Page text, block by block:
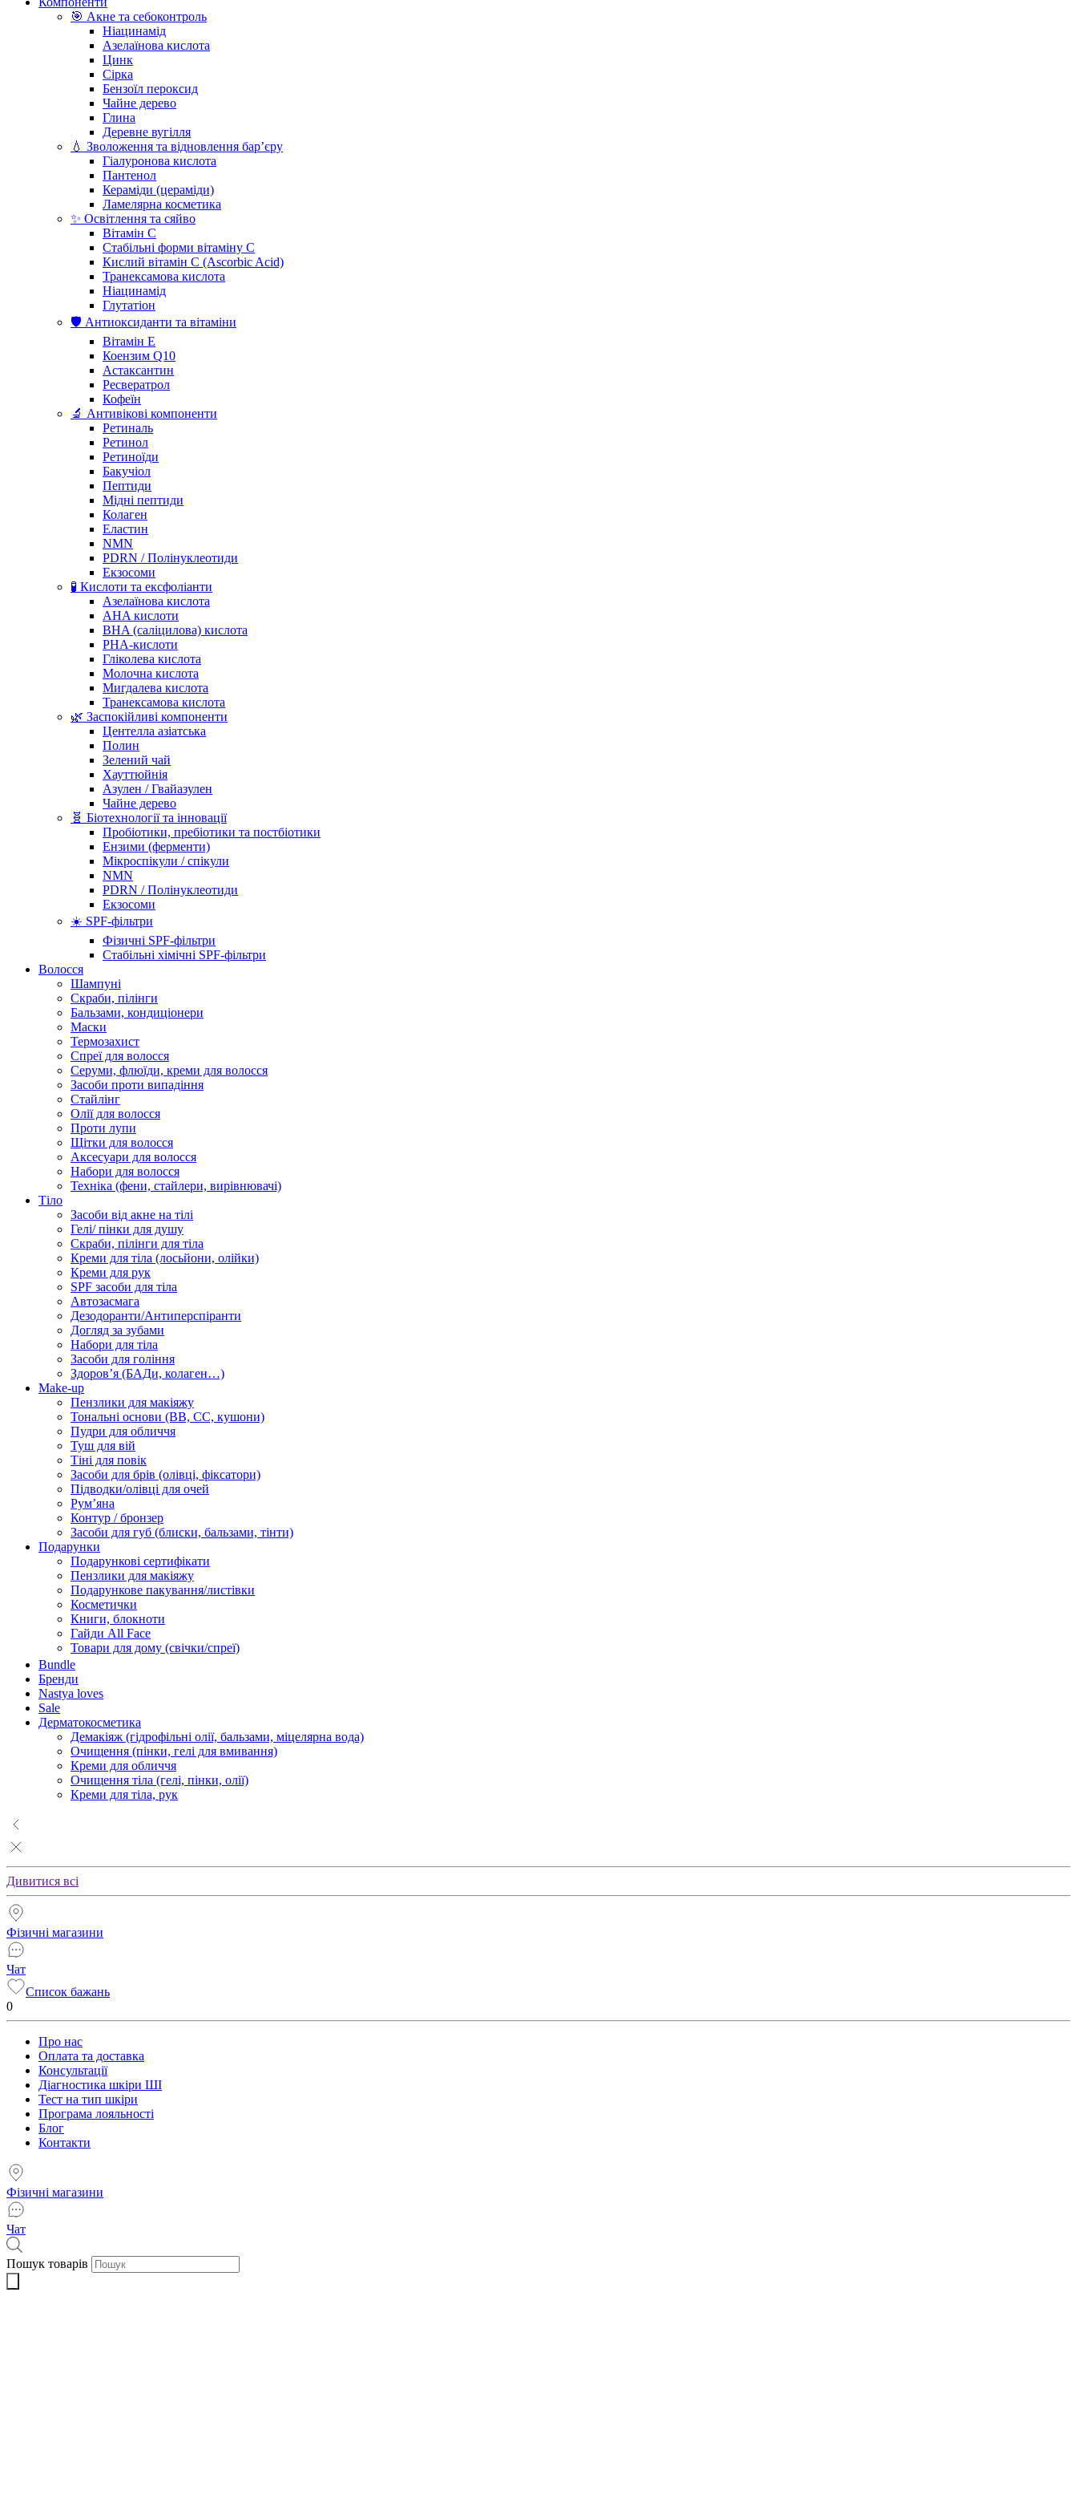
🎯 Акне та себоконтроль
Ніацинамід
Азелаїнова кислота
Цинк
Сірка
Бензоїл пероксид
Чайне дерево
Глина
Деревне вугілля
💧 Зволоження та відновлення бар’єру
Гіалуронова кислота
Пантенол
Кераміди (цераміди)
Ламелярна косметика
✨ Освітлення та сяйво
Вітамін С
Стабільні форми вітаміну С
Кислий вітамін С (Ascorbic Acid)
Транексамова кислота
Ніацинамід
Глутатіон
🛡️ Антиоксиданти та вітаміни
Вітамін Е
Коензим Q10
Астаксантин
Ресвератрол
Кофеїн
🔬 Антивікові компоненти
Ретиналь
Ретинол
Ретиноїди
Бакучіол
Пептиди
Мідні пептиди
Колаген
Еластин
NMN
PDRN / Полінуклеотиди
Екзосоми
🧪 Кислоти та ексфоліанти
Азелаїнова кислота
AHA кислоти
BHA (саліцилова) кислота
PHA-кислоти
Гліколева кислота
Молочна кислота
Мигдалева кислота
Транексамова кислота
🌿 Заспокійливі компоненти
Центелла азіатська
Полин
Зелений чай
Хауттюйнія
Азулен / Гвайазулен
Чайне дерево
🧬 Біотехнології та інновації
Пробіотики, пребіотики та постбіотики
Ензими (ферменти)
Мікроспікули / спікули
NMN
PDRN / Полінуклеотиди
Екзосоми
☀️ SPF-фільтри
Фізичні SPF-фільтри
Стабільні хімічні SPF-фільтри
Волосся
Шампуні
Скраби, пілінги
Бальзами, кондиціонери
Маски
Термозахист
Спреї для волосся
Серуми, флюїди, креми для волосся
Засоби проти випадіння
Стайлінг
Олії для волосся
Проти лупи
Щітки для волосся
Аксесуари для волосся
Набори для волосся
Техніка (фени, стайлери, вирівнювачі)
Тіло
Засоби від акне на тілі
Гелі/ пінки для душу
Скраби, пілінги для тіла
Креми для тіла (лосьйони, олійки)
Креми для рук
SPF засоби для тіла
Автозасмага
Дезодоранти/Антиперспіранти
Догляд за зубами
Набори для тіла
Засоби для гоління
Здоровʼя (БАДи, колаген…)
Make-up
Пензлики для макіяжу
Тональні основи (BB, CC, кушони)
Пудри для обличчя
Туш для вій
Тіні для повік
Засоби для брів (олівці, фіксатори)
Підводки/олівці для очей
Румʼяна
Контур / бронзер
Засоби для губ (блиски, бальзами, тінти)
Подарунки
Подарункові сертифікати
Пензлики для макіяжу
Подарункове пакування/листівки
Косметички
Книги, блокноти
Гайди All Face
Товари для дому (свічки/спреї)
Bundle
Бренди
Nastya loves
Sale
Дерматокосметика
Демакіяж (гідрофільні олії, бальзами, міцелярна вода)
Очищення (пінки, гелі для вмивання)
Креми для обличчя
Очищення тіла (гелі, пінки, олії)
Креми для тіла, рук
Дивитися всі
Фізичні магазини
Чат
Список бажань
0
Про нас
Оплата та доставка
Консультації
Діагностика шкіри ШІ
Тест на тип шкіри
Програма лояльності
Блог
Контакти
Фізичні магазини
Чат
Пошук товарів